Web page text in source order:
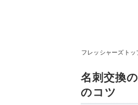
フレッシャーズトッ
名刺交換
のコツ